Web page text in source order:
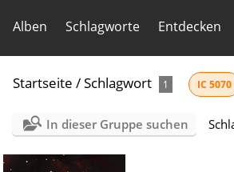
Alben Schlagworte Entdecken
Startseite /Schlagwort 1 IC 5070
In dieser Gruppe suchen